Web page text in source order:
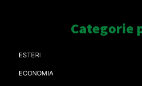
Categorie
ESTERI
ECONOMIA